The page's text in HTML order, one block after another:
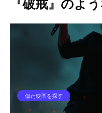
『破戒』のよ
似た映画を探す